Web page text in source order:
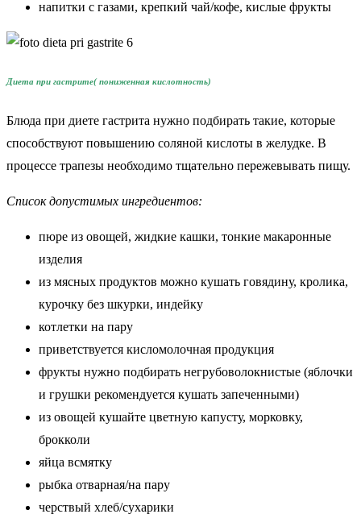
напитки с газами, крепкий чай/кофе, кислые фрукты
Диета при гастрите( пониженная кислотность)
Блюда при диете гастрита нужно подбирать такие, которые
способствуют повышению соляной кислоты в желудке. В
процессе трапезы необходимо тщательно пережевывать пищу.
Список допустимых ингредиентов:
пюре из овощей, жидкие кашки, тонкие макаронные
изделия
из мясных продуктов можно кушать говядину, кролика,
курочку без шкурки, индейку
котлетки на пару
приветствуется кисломолочная продукция
фрукты нужно подбирать негрубоволокнистые (яблочки
и грушки рекомендуется кушать запеченными)
из овощей кушайте цветную капусту, морковку,
брокколи
яйца всмятку
рыбка отварная/на пару
черствый хлеб/сухарики